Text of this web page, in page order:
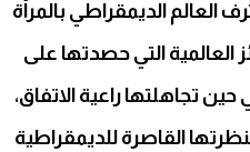
العالم الديمقراطي بالمرأة
العالمية التي حصدتها على
تجاهلتها راعية الاتفاق،
القاصرة للديمقراطية